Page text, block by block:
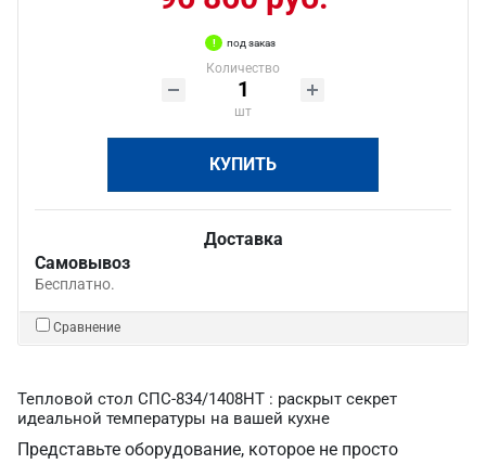
под заказ
Количество
шт
КУПИТЬ
Доставка
Самовывоз
Бесплатно.
Сравнение
Тепловой стол СПС-834/1408НТ : раскрыт секрет
идеальной температуры на вашей кухне
Представьте оборудование, которое не просто